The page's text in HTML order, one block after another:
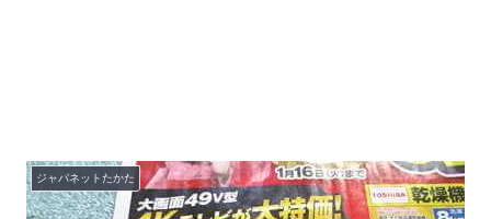
ジャパネットたかた